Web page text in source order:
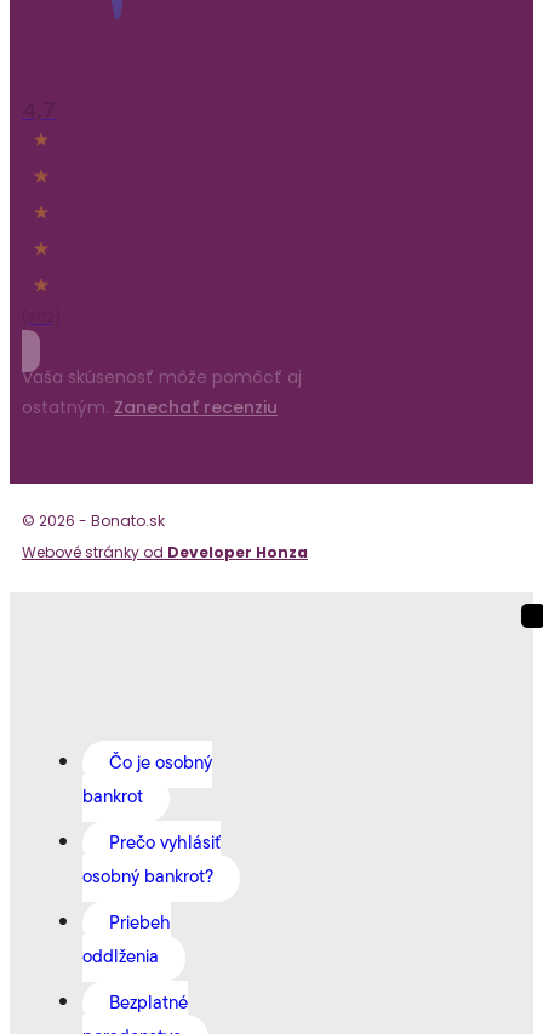
Vaša skúsenosť môže pomôcť aj
ostatným. Zanechať recenziu
© 2026 - Bonato.sk
Webové stránky od Developer Honza
Čo je osobný
bankrot
Prečo vyhlásiť
osobný bankrot?
Priebeh
oddlženia
Bezplatné